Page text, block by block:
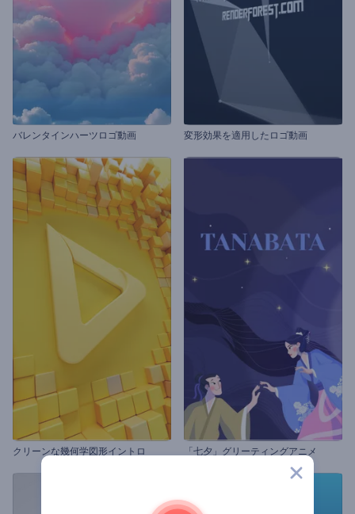
バレンタインハーツロゴ動画 変形効果を適用したロゴ動画
クリーンな幾何学図形イントロ 「七夕」グリーティングアニメ